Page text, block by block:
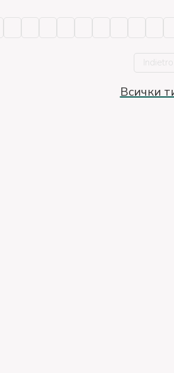
Indietro
Всички